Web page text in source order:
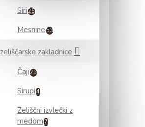
Siri 25
Mesnine 53
zakladnice
Čaji 23
Sirupi 4
Zeliščni izvlečki z
medom 7